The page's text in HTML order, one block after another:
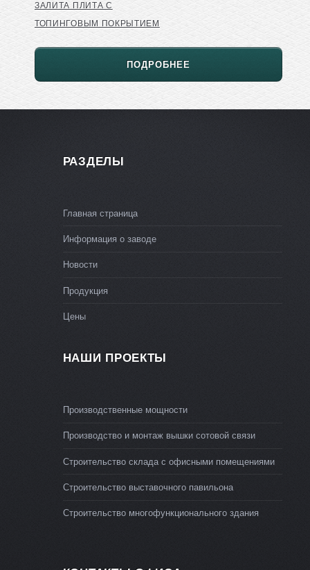
ЗАЛИТА ПЛИТА С
ТОПИНГОВЫМ ПОКРЫТИЕМ
ПОДРОБНЕЕ
РАЗДЕЛЫ
Главная страница
Информация о заводе
Новости
Продукция
Цены
НАШИ ПРОЕКТЫ
Производственные мощности
Производство и монтаж вышки сотовой связи
Строительство склада с офисными помещениями
Строительство выставочного павильона
Строительство многофункционального здания